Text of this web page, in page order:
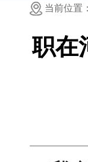
当前位置
职在